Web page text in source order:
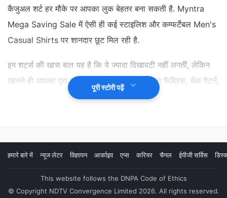
कैजुअल शर्ट हर मौके पर आपका लुक बेहतर बना सकती है. Myntra
Mega Saving Sale में ऐसी ही कई स्टाइलिश और कम्फर्टेबल Men's
Casual Shirts पर शानदार छूट मिल रही है.
इन शर्ट्स की खास बात यह है कि ये ज्यादा दिखावटी नहीं लगतीं, लेकिन
पहनते ही आपका पूरा लुक बेहतर नजर आता है. कॉटन फैब्रिक, चेक पैटर्न,
टेक्सचर्ड डिजाइन, रोल-अप स्लीव्स और आरामदायक फिट जैसी खूबियों के
स्टाइलिश बनाना चाहते हैं, तो ये ऑप्शन जरूर देखने लायक हैं.
पूरी स्टोरी पढ़ें
हमारे बारे में न्यूज लेटर विज्ञापन आर्काइव एप्स करियर चैनल ईपीजी सर्विस
This website follows the DNPA Code of Ethics
© Copyright NDTV Convergence Limited 2026. All rights reserved.